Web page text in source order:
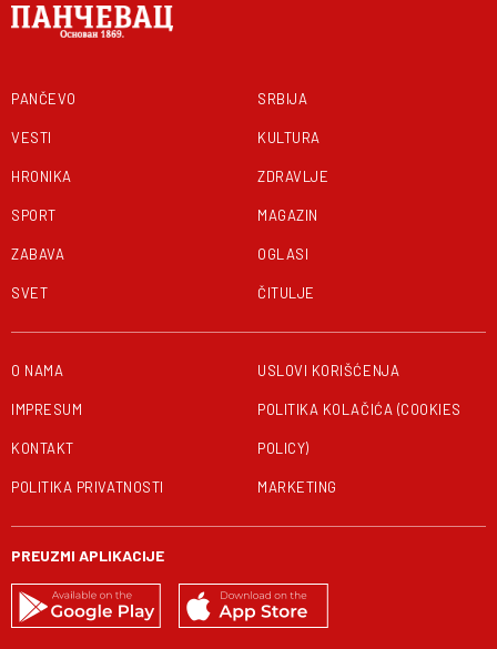
PANČEVO
VESTI
HRONIKA
SPORT
ZABAVA
SVET
SRBIJA
KULTURA
ZDRAVLJE
MAGAZIN
OGLASI
ČITULJE
O NAMA
IMPRESUM
KONTAKT
POLITIKA PRIVATNOSTI
USLOVI KORIŠĆENJA
POLITIKA KOLAČIĆA (COOKIES
POLICY)
MARKETING
PREUZMI APLIKACIJE